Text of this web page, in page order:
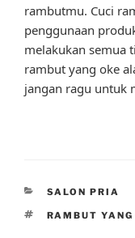
rambutmu. Cuci
penggunaan
melakukan semua
rambut yang oke
jangan ragu untuk
CATEGORIES
SALON PRIA
TAGS
RAMBUT